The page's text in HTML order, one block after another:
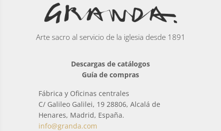
Arte sacro al servicio de la iglesia desde 1891
Descargas de catálogos
Guía de compras
Fábrica y Oficinas centrales
C/ Galileo Galilei, 19 28806, Alcalá de
Henares, Madrid, España.
info@granda.com